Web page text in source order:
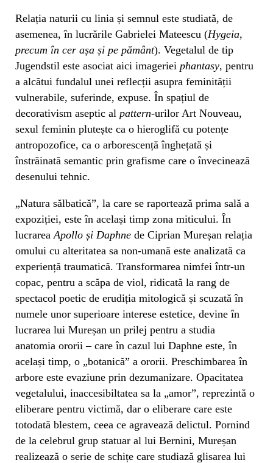
Relația naturii cu linia și semnul este studiată, de
asemenea, în lucrările Gabrielei Mateescu (Hygeia,
precum în cer așa și pe pământ). Vegetalul de tip
Jugendstil este asociat aici imageriei phantasy, pentru
a alcătui fundalul unei reflecții asupra feminității
vulnerabile, suferinde, expuse. În spațiul de
decorativism aseptic al pattern-urilor Art Nouveau,
sexul feminin plutește ca o hieroglifă cu potențe
antropozofice, ca o arborescență înghețată și
înstrăinată semantic prin grafisme care o învecinează
desenului tehnic.
„Natura sălbatică”, la care se raportează prima sală a
expoziției, este în același timp zona miticului. În
lucrarea Apollo și Daphne de Ciprian Mureșan relația
omului cu alteritatea sa non-umană este analizată ca
experiență traumatică. Transformarea nimfei într-un
copac, pentru a scăpa de viol, ridicată la rang de
spectacol poetic de erudiția mitologică și scuzată în
numele unor superioare interese estetice, devine în
lucrarea lui Mureșan un prilej pentru a studia
anatomia ororii – care în cazul lui Daphne este, în
același timp, o „botanică” a ororii. Preschimbarea în
arbore este evaziune prin dezumanizare. Opacitatea
vegetalului, inaccesibiltatea sa la „amor”, reprezintă o
eliberare pentru victimă, dar o eliberare care este
totodată blestem, ceea ce agravează delictul. Pornind
de la celebrul grup statuar al lui Bernini, Mureșan
realizează o serie de schițe care studiază glisarea lui